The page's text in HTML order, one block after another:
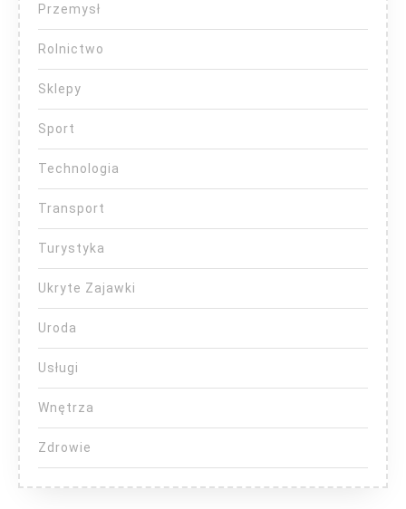
Przemysł
Rolnictwo
Sklepy
Sport
Technologia
Transport
Turystyka
Ukryte Zajawki
Uroda
Usługi
Wnętrza
Zdrowie